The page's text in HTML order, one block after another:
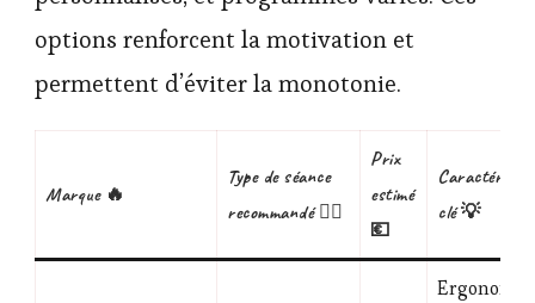
options renforcent la motivation et
permettent d’éviter la monotonie.
Marque 🔥
Type de séance
recommandé 🏋️‍♂️
Prix
estimé
💶
clé 💡
Ergonomie